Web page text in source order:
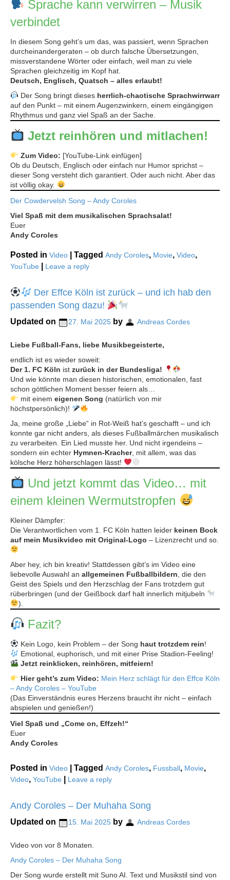
Sprache kann verwirren – Musik
verbindet
In diesem Song geht’s um das, was passiert, wenn Sprachen
durcheinandergeraten – ob durch falsche Übersetzungen,
missverstandene Wörter oder einfach, weil man zu viele
Sprachen gleichzeitig im Kopf hat.
Deutsch, Englisch, Quatsch – alles erlaubt!
Der Song bringt dieses herrlich-chaotische Sprachwirrwarr
auf den Punkt – mit einem Augenzwinkern, einem eingängigen
Rhythmus und ganz viel Spaß an der Sache.
Jetzt reinhören und mitlachen!
Zum Video: [YouTube-Link einfügen]
Ob du Deutsch, Englisch oder einfach nur Humor sprichst –
dieser Song versteht dich garantiert. Oder auch nicht. Aber das
ist völlig okay.
Der Cowdervelsh Song – Andy Coroles
Viel Spaß mit dem musikalischen Sprachsalat!
Euer
Andy Coroles
Posted in Video Tagged Andy Coroles, Movie, Video,
YouTube Leave a reply
Der Effce Köln ist zurück – und ich hab den
passenden Song dazu!
Updated on 27. Mai 2025 by Andreas Cordes
Liebe Fußball-Fans, liebe Musikbegeisterte,
endlich ist es wieder soweit:
Der 1. FC Köln ist zurück in der Bundesliga!
Und wie könnte man diesen historischen, emotionalen, fast
schon göttlichen Moment besser feiern als…
mit einem eigenen Song (natürlich von mir
höchstpersönlich)!
Ja, meine große „Liebe“ in Rot-Weiß hat’s geschafft – und ich
konnte gar nicht anders, als dieses Fußballmärchen musikalisch
zu verarbeiten. Ein Lied musste her. Und nicht irgendeins –
sondern ein echter Hymnen-Kracher, mit allem, was das
kölsche Herz höherschlagen lässt!
Und jetzt kommt das Video… mit
einem kleinen Wermutstropfen
Kleiner Dämpfer:
Die Verantwortlichen vom 1. FC Köln hatten leider keinen Bock
auf mein Musikvideo mit Original-Logo – Lizenzrecht und so.
Aber hey, ich bin kreativ! Stattdessen gibt’s im Video eine
liebevolle Auswahl an allgemeinen Fußballbildern , die den
Geist des Spiels und den Herzschlag der Fans trotzdem gut
rüberbringen (und der Geißbock darf halt innerlich mitjubeln
).
Fazit?
Kein Logo, kein Problem – der Song haut trotzdem rein!
Emotional, euphorisch, und mit einer Prise Stadion-Feeling!
Jetzt reinklicken, reinhören, mitfeiern!
Hier geht’s zum Video: Mein Herz schlägt für den Effce Köln
– Andy Coroles – YouTube
(Das Einverständnis eures Herzens braucht ihr nicht – einfach
abspielen und genießen!)
Viel Spaß und „Come on, Effzeh!“
Euer
Andy Coroles
Posted in Video Tagged Andy Coroles, Fussball, Movie,
Video, YouTube Leave a reply
Andy Coroles – Der Muhaha Song
Updated on 15. Mai 2025 by Andreas Cordes
Video von vor 8 Monaten.
Andy Coroles – Der Muhaha Song
Der Song wurde erstellt mit Suno AI. Text und Musikstil sind von